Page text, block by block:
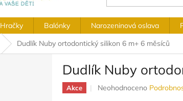
Hračky Balónky Narozeninová oslava
Dudlík Nuby ortodontický silikon 6 m+ 6 měsíců
Dudlík Nuby
Akce
Průměrné
Neohodnoceno